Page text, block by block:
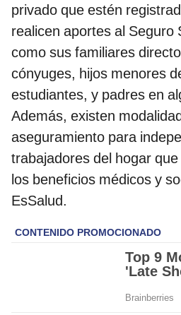
privado que estén
realicen aportes al Seguro
como sus familiares
cónyuges, hijos menores
estudiantes, y padres en
Además, existen
aseguramiento para
trabajadores del hogar
los beneficios médicos y
EsSalud.